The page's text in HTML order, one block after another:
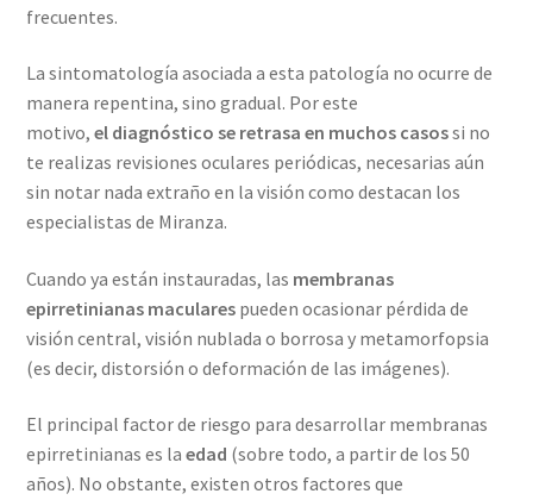
frecuentes.
La sintomatología asociada a esta patología no ocurre de
manera repentina, sino gradual. Por este
motivo,el diagnóstico se retrasa en muchos casossi no
te realizas revisiones oculares periódicas, necesarias aún
sin notar nada extraño en la visión como destacan los
especialistas de Miranza.
Cuando ya están instauradas, las membranas
epirretinianas maculares pueden ocasionar pérdida de
visión central, visión nublada o borrosa y metamorfopsia
(es decir, distorsión o deformación de las imágenes).
El principal factor de riesgo para desarrollar membranas
epirretinianas es laedad (sobre todo, a partir de los 50
años). No obstante, existen otros factores que